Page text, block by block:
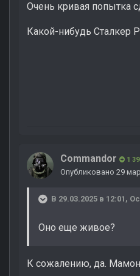
Очень кривая попытка
Какой-нибудь Сталкер
Commandor 1
Опубликовано 29
В 29.03.2025 в 12:01,
Оно еще живое?
К сожалению, да.